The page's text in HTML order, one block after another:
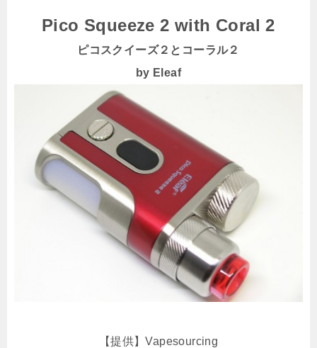
Pico Squeeze 2 with Coral 2
ピコスクイーズ２とコーラル２
by Eleaf
【提供】Vapesourcing